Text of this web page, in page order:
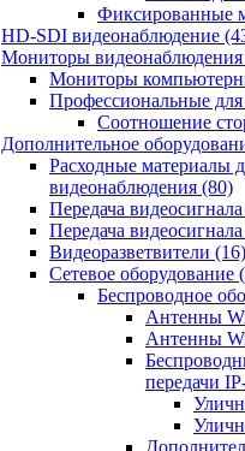
Фиксированные
HD-SDI видеонаблюдение
Мониторы видеонаблюдения
Мониторы
Профессиональные
Соотношение
Дополнительное
Расходные материалы
видеонаблюдения (80)
Передача
Передача
Видеоразветвители (16)
Сетевое оборудование
Беспроводное
Антенны
Антенны
передачи